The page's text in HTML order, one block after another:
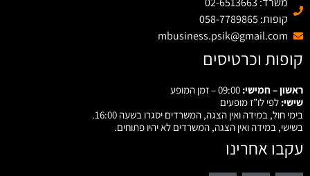
קופות: 058-7789865
mbusiness.psik@gmail.com
קופות וכרטיסים
ראשון – חמישי:
שישי: לפי לו”ז מופעים
בימי חול, במידה ואין הצגה, המשרדים יסגרו בשעה 16:00.
בשישי, במידה ואין הצגה, המשרדים לא יהיו פתוחים.
עקבו אחרינו